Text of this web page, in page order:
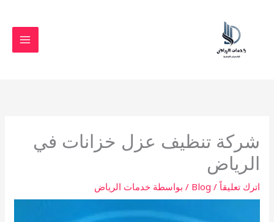
شركة تنظيف عزل خزانات في
الرياض
اترك تعليقاً /
Blog / بواسطة خدمات الرياض